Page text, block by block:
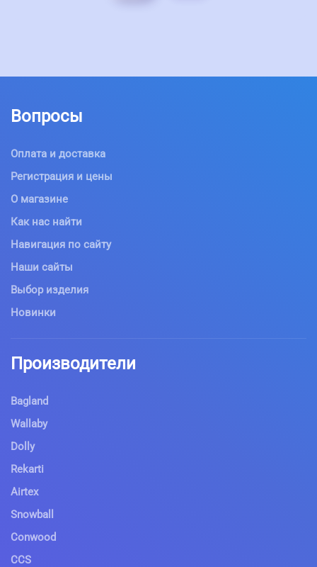
Вопросы
Оплата и доставка
Регистрация и цены
О магазине
Как нас найти
Навигация по сайту
Наши сайты
Выбор изделия
Новинки
Производители
Bagland
Wallaby
Dolly
Rekarti
Airtex
Snowball
Conwood
CCS